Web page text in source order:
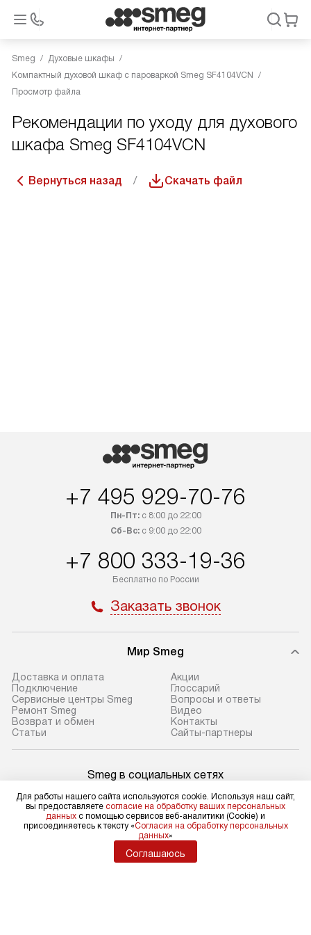
Smeg
Духовые шкафы
Компактный духовой шкаф с пароваркой Smeg SF4104VCN
Просмотр файла
Рекомендации по уходу для духового
шкафа Smeg SF4104VCN
Вернуться назад Скачать файл
+7 495 929-70-76
Пн-Пт:с 8:00 до 22:00
Сб-Вс:с 9:00 до 22:00
+7 800 333-19-36
Бесплатно по России
Заказать звонок
Мир Smeg
Доставка и оплата
Подключение
Сервисные центры Smeg
Ремонт Smeg
Возврат и обмен
Статьи
Акции
Глоссарий
Вопросы и ответы
Видео
Контакты
Сайты-партнеры
Smeg в социальных сетях
Для физических лиц
shop@sm-rus.ru
Для юридических лиц
Для работы нашего сайта используются cookie. Используя наш сайт,
вы предоставляете согласие на обработку ваших персональных
данных с помощью сервисов веб-аналитики (Cookie) и
присоединяетесь к тексту «Согласия на обработку персональных
данных»
Соглашаюсь